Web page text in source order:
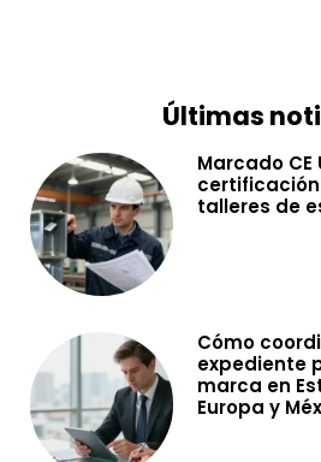
Últimas
Marcado CE
talleres de
Cómo
expediente
marca en
Europa y